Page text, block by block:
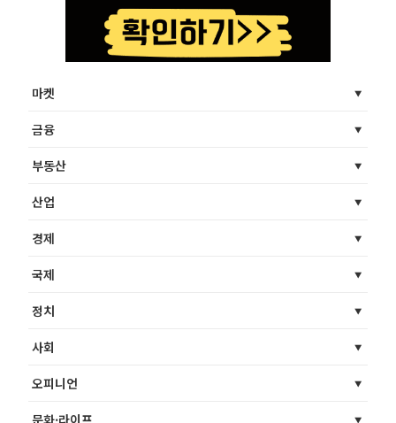
마켓
금융
부동산
산업
경제
국제
정치
사회
오피니언